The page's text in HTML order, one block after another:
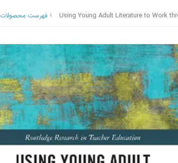
فهرست محصولات Using Young Adult Literature to Work